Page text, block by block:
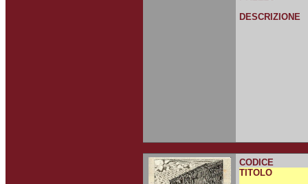
DESCRIZIONE
CODICE
TITOLO